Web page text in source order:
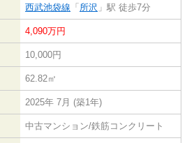
西武池袋線 「 所沢 」駅 徒歩7分
4,090万円
10,000円
62.82㎡
2025年 7月 (築1年)
中古マンション/鉄筋コンクリート